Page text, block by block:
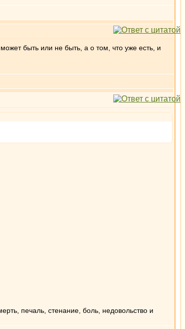
быть или не быть, а о том, что уже есть, и
печаль, стенание, боль, недовольство и